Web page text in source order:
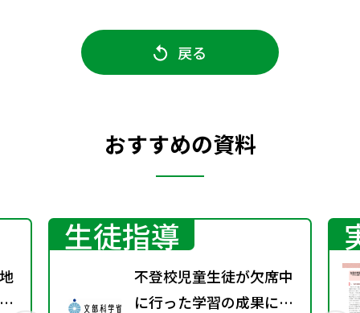
戻る
おすすめの資料
生徒指導
不登校児童生徒が欠席中
に行った学習の成果に係